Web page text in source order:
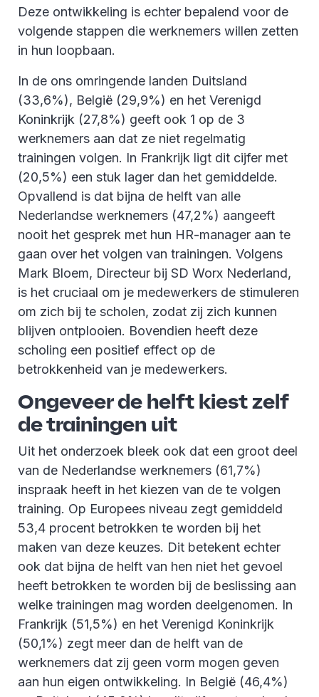
Deze ontwikkeling is echter bepalend voor de
volgende stappen die werknemers willen zetten
in hun loopbaan.
In de ons omringende landen Duitsland
(33,6%), België (29,9%) en het Verenigd
Koninkrijk (27,8%) geeft ook 1 op de 3
werknemers aan dat ze niet regelmatig
trainingen volgen. In Frankrijk ligt dit cijfer met
(20,5%) een stuk lager dan het gemiddelde.
Opvallend is dat bijna de helft van alle
Nederlandse werknemers (47,2%) aangeeft
nooit het gesprek met hun HR-manager aan te
gaan over het volgen van trainingen. Volgens
Mark Bloem, Directeur bij SD Worx Nederland,
is het cruciaal om je medewerkers de stimuleren
om zich bij te scholen, zodat zij zich kunnen
blijven ontplooien. Bovendien heeft deze
scholing een positief effect op de
betrokkenheid van je medewerkers.
Ongeveer de helft kiest zelf
de trainingen uit
Uit het onderzoek bleek ook dat een groot deel
van de Nederlandse werknemers (61,7%)
inspraak heeft in het kiezen van de te volgen
training. Op Europees niveau zegt gemiddeld
53,4 procent betrokken te worden bij het
maken van deze keuzes. Dit betekent echter
ook dat bijna de helft van hen niet het gevoel
heeft betrokken te worden bij de beslissing aan
welke trainingen mag worden deelgenomen. In
Frankrijk (51,5%) en het Verenigd Koninkrijk
(50,1%) zegt meer dan de helft van de
werknemers dat zij geen vorm mogen geven
aan hun eigen ontwikkeling. In België (46,4%)